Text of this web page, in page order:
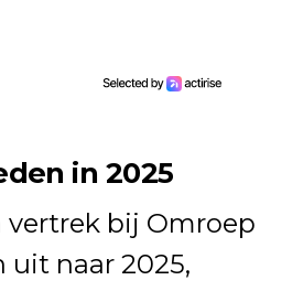
in 2025
vertrek bij Omroep
uit naar 2025,